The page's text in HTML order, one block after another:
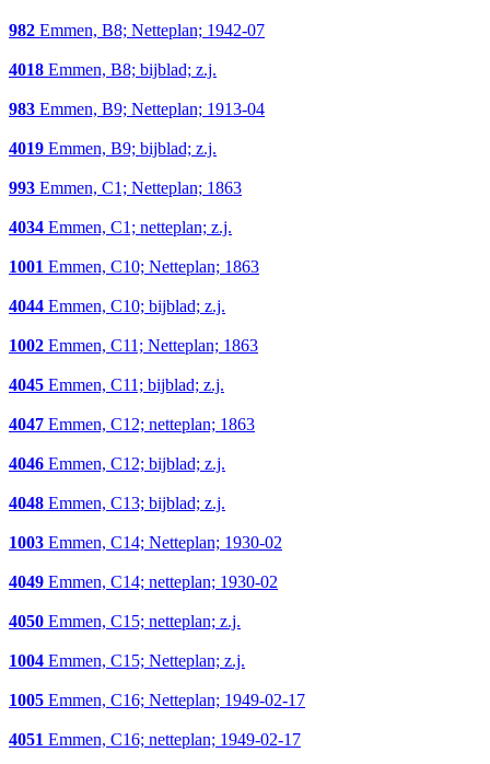
982 Emmen, B8; Netteplan; 1942-07
4018 Emmen, B8; bijblad; z.j.
983 Emmen, B9; Netteplan; 1913-04
4019 Emmen, B9; bijblad; z.j.
993 Emmen, C1; Netteplan; 1863
4034 Emmen, C1; netteplan; z.j.
1001 Emmen, C10; Netteplan; 1863
4044 Emmen, C10; bijblad; z.j.
1002 Emmen, C11; Netteplan; 1863
4045 Emmen, C11; bijblad; z.j.
4047 Emmen, C12; netteplan; 1863
4046 Emmen, C12; bijblad; z.j.
4048 Emmen, C13; bijblad; z.j.
1003 Emmen, C14; Netteplan; 1930-02
4049 Emmen, C14; netteplan; 1930-02
4050 Emmen, C15; netteplan; z.j.
1004 Emmen, C15; Netteplan; z.j.
1005 Emmen, C16; Netteplan; 1949-02-17
4051 Emmen, C16; netteplan; 1949-02-17